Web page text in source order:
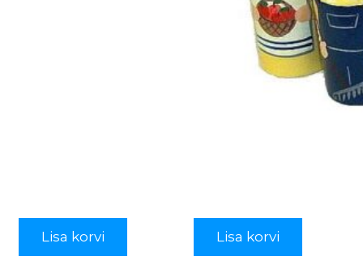
Lisa korvi Lisa korvi